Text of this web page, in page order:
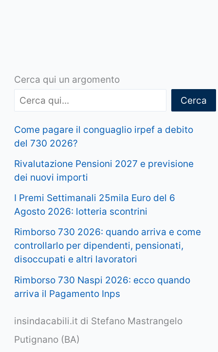
Cerca qui un argomento
Cerca
Come pagare il conguaglio irpef a debito
del 730 2026?
Rivalutazione Pensioni 2027 e previsione
dei nuovi importi
I Premi Settimanali 25mila Euro del 6
Agosto 2026: lotteria scontrini
Rimborso 730 2026: quando arriva e come
controllarlo per dipendenti, pensionati,
disoccupati e altri lavoratori
Rimborso 730 Naspi 2026: ecco quando
arriva il Pagamento Inps
insindacabili.it di Stefano Mastrangelo
Putignano (BA)